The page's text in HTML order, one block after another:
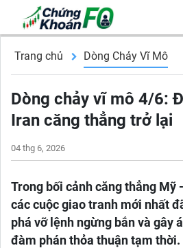
Trang chủ Dòng Chảy Vĩ Mô
Dòng chảy vĩ mô 4/6:
Iran căng thẳng trở lại
04 thg 6, 2026
Trong bối cảnh căng thẳng Mỹ
các cuộc giao tranh mới nhất
phá vỡ lệnh ngừng bắn và gây
đàm phán thỏa thuận tạm thời.